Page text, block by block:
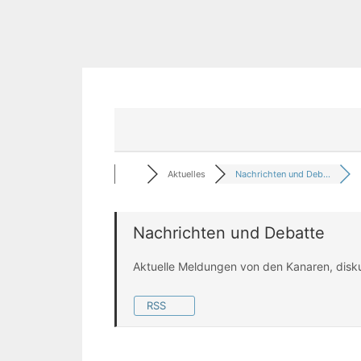
Aktuelles Nachrichten und Deb...
Nachrichten und Debatte
Aktuelle Meldungen von den Kanaren,
RSS